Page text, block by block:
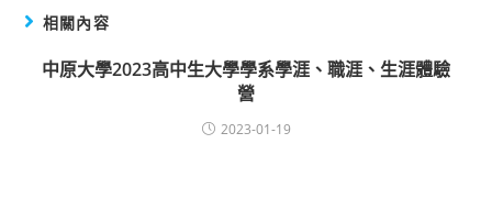
相關內容
中原大學2023高中生大學學系學涯、職涯、生涯體驗
營
2023-01-19